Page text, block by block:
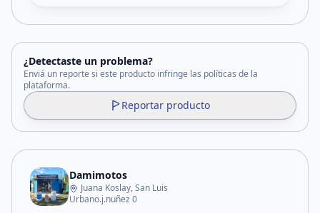
¿Detectaste un problema?
Enviá un reporte si este producto infringe las políticas de la
plataforma.
Reportar producto
Damimotos
Juana Koslay, San Luis
Urbano.j.nuñez 0